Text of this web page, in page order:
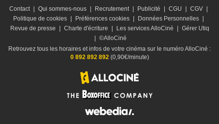
Contact | Qui sommes-nous | Recrutement | Publicité | CGU | CGV |
Politique de cookies | Préférences cookies | Données Personnelles |
Revue de presse
| Charte d'écriture | Les services AlloCiné | Gérer Utiq
| ©AlloCiné
Retrouvez tous les horaires et infos de votre cinéma sur le numéro AlloCiné :
0 892 892 892 (0,90€/minute)